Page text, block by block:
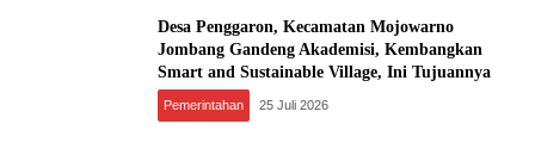
Desa Penggaron, Kecamatan Mojowarno
Jombang Gandeng Akademisi, Kembangkan
Smart and Sustainable Village, Ini Tujuannya
Pemerintahan 25 Juli 2026